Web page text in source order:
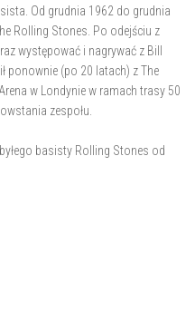
Od grudnia 1962 do grudnia
Rolling Stones. Po odejściu z
występować i nagrywać z Bill
ponownie (po 20 latach) z The
w Londynie w ramach trasy 50
zespołu.
basisty Rolling Stones od